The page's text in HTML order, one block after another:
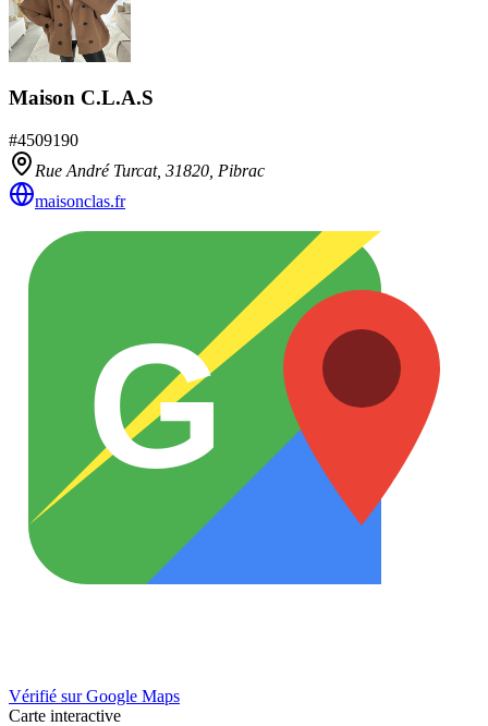
Maison C.L.A.S
#4509190
Rue André Turcat, 31820 Pibrac
maisonclas.fr
G
Vérifié sur Google Maps
Carte interactive